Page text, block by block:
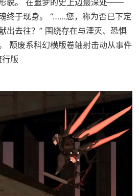
貌。 在噩梦的史上边最深处——
终于现身。 “……您，称为否已下定
出去往？” 围绕存在与湮灭、恐惧
颓废系科幻横版卷轴射击动从事件
版